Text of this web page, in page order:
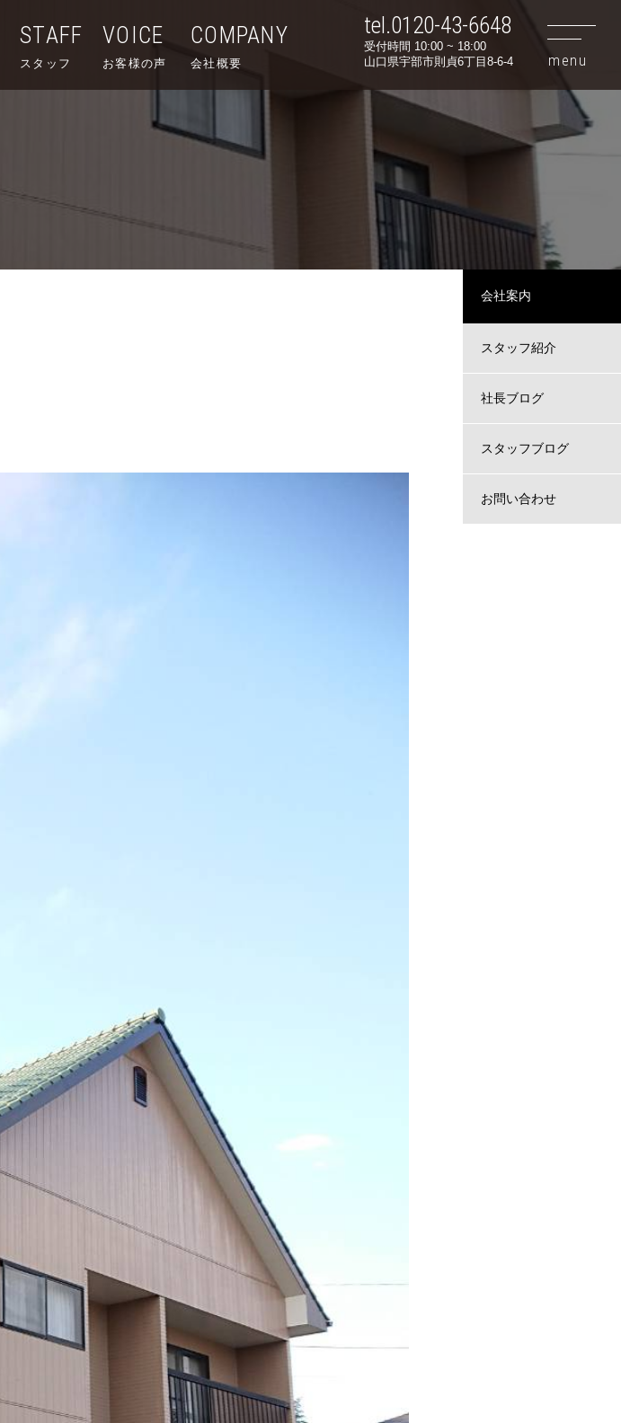
STAFF
スタッフ
VOICE
お客様の声
COMPANY
会社概要
tel.0120-43-6648
受付時間 10:00 ~ 18:00
山口県宇部市則貞6丁目8-6-4
会社案内
スタッフ紹介
社長ブログ
スタッフブログ
お問い合わせ